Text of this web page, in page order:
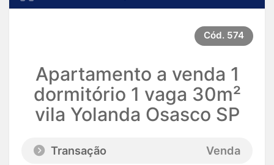
Cód. 574
Apartamento a venda 1
dormitório 1 vaga 30m²
vila Yolanda Osasco SP
Transação
Venda